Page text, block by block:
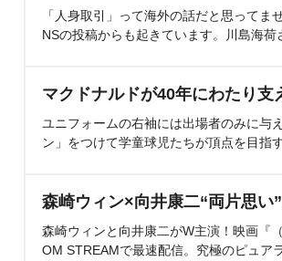
「人身取引」って海外の話だと思って
NSの投稿からも起きています。川島海荷
マクドナルドが40年にわたり支
ユニフォームの右袖には出場者のみに与
ン」をつけて学童球児たちが頂点を目指
森崎ウィン×向井康二“両片思い
森崎ウィンと向井康二がW主演！映画『
OM STREAMで最速配信。究極のピュア